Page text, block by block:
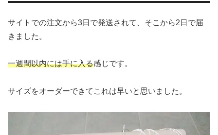
サイトでの注文から3日で発送されて、そこから2日で届
きました。
一週間以内には手に入る感じです。
サイズをオーダーできてこれは早いと思いました。